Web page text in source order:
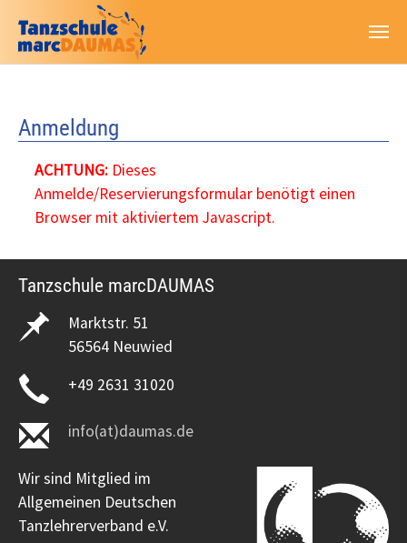
Anmeldung
ACHTUNG:Dieses
Anmelde/Reservierungsformular benötigt einen
Browser mit aktiviertem Javascript.
Tanzschule marcDAUMAS
Marktstr. 51
56564 Neuwied
+49 2631 31020
info(at)daumas.de
Wir sind Mitglied im
Allgemeinen Deutschen
Tanzlehrerverband e.V.